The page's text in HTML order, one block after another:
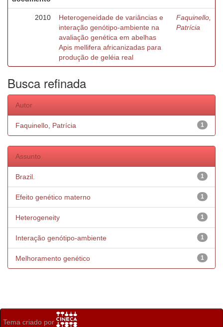
2010
Heterogeneidade de variâncias e
interação genótipo-ambiente na
avaliação genética em abelhas
Apis mellifera africanizadas para
produção de geléia real
Faquinello,
Patrícia
Busca refinada
Autor
1
Faquinello, Patrícia
Assunto
1
Brazil.
1
Efeito genético materno
1
Heterogeneity
1
Interação genótipo-ambiente
1
Melhoramento genético
Tema criado por